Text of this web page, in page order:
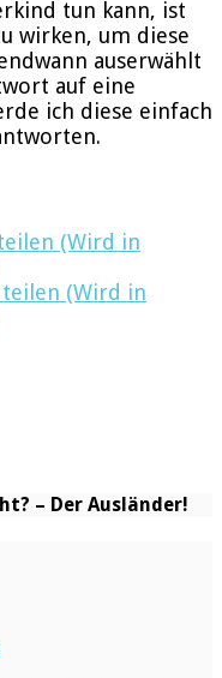
tun kann, ist
wirken, um diese
auserwählt
auf eine
ich diese einfach
(Wird in
teilen (Wird in
– Der Ausländer!